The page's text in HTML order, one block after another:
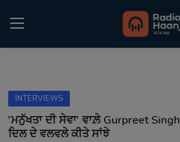
Home
INTERVIEWS
'ਮਨੁੱਖਤਾ ਦੀ ਸੇਵਾ' ਵਾਲ਼ੇ Gurpreet
ਦਿਲ ਦੇ ਵਲਵਲੇ ਕੀਤੇ ਸਾਂਝੇ